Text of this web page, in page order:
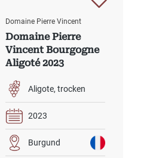
Domaine Pierre Vincent
Domaine Pierre
Vincent Bourgogne
Aligoté 2023
Aligote trocken
2023
Burgund